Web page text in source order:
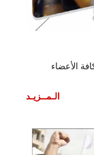
الأعضاء
الـمــزيـد